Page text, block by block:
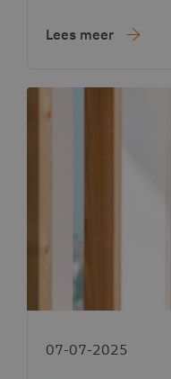
Lees meer
07-07-2025